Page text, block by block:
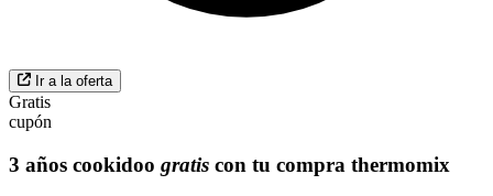
Ir a la oferta
Gratis
cupón
3 años cookidoo gratis con tu compra thermomix